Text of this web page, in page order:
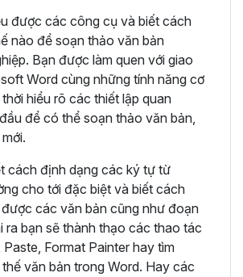
được các công cụ và biết cách
nào để soạn thảo văn bản
Bạn được làm quen với giao
Word cùng những tính năng cơ
hiểu rõ các thiết lập quan
để có thể soạn thảo văn bản,
cách định dạng các ký tự từ
cho tới đặc biệt và biết cách
các văn bản cũng như đoạn
ra bạn sẽ thành thạo các thao tác
Paste, Format Painter hay tìm
văn bản trong Word. Hay các